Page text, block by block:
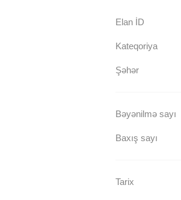
Elan İD
Kateqoriya
Şəhər
Bəyənilmə sayı
Baxış sayı
Tarix